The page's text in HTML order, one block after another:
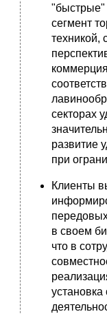
"быстрые"
сегмент
техникой,
секторах
развитие
при
Клиенты
в своем
что в
установка